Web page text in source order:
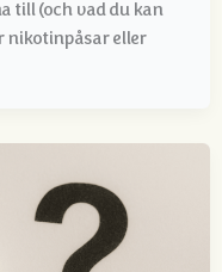
till (och vad du kan
nikotinpåsar eller